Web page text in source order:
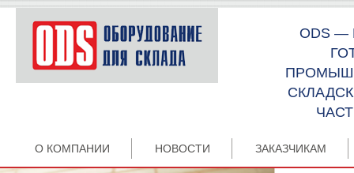
ODS
О КОМПАНИИ НОВОСТИ ЗАКАЗЧИКАМ